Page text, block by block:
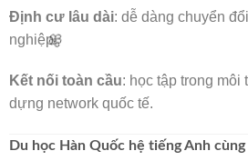
Định cư lâu dài: dễ dàng chuyển
nghiệp.
Kết nối toàn cầu: học tập trong
dựng network quốc tế.
Du học Hàn Quốc hệ tiếng Anh